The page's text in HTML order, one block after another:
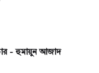
- হুমায়ুন আজাদ